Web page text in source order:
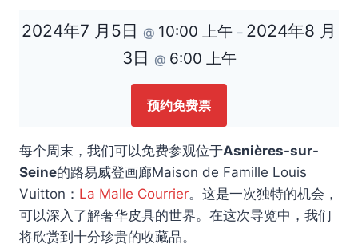
2024年7 月5日 @ 10:00 上午 – 2024年8 月
3日 @ 6:00 上午
预约免费票
每个周末，我们可以免费参观位于Asnières-sur-
Seine的路易威登画廊Maison de Famille Louis
Vuitton： La Malle Courrier。这是一次独特的机会，
可以深入了解奢华皮具的世界。在这次导览中，我们
将欣赏到十分珍贵的收藏品。